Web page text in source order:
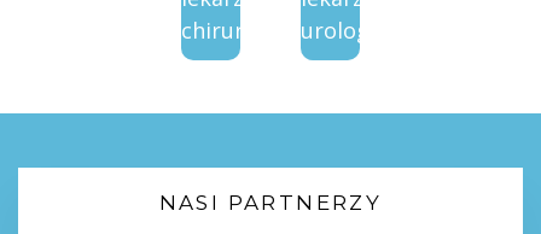
chirurgów
urologów
NASI PARTNERZY